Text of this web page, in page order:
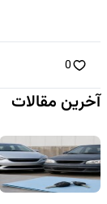
0
آخرین مقالات